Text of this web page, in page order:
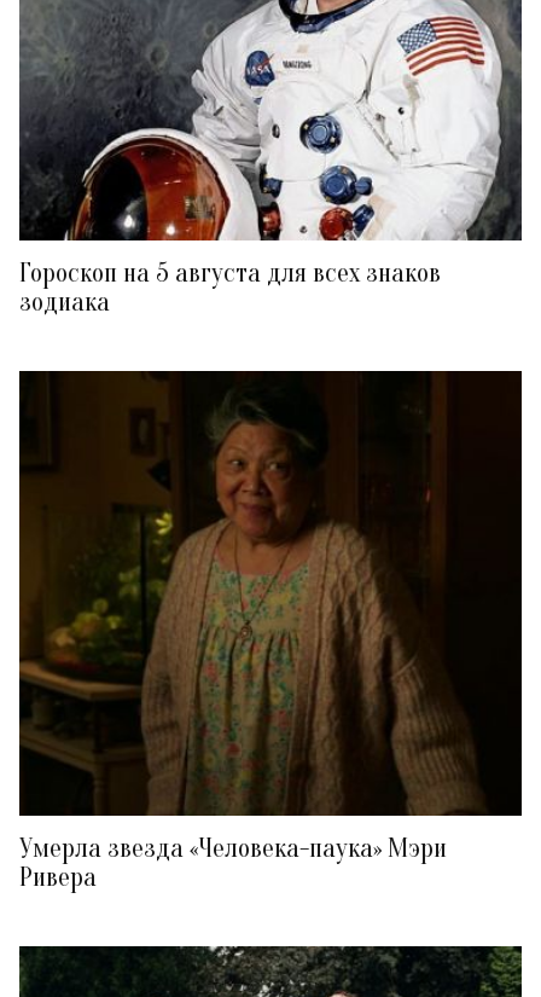
Гороскоп на 5 августа для всех знаков
зодиака
Умерла звезда «Человека-паука» Мэри
Ривера